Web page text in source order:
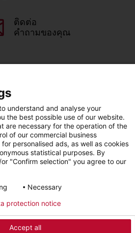
ติดต่อ
คำถามของคุณ
X LinkedIn Line
วิธีใช้ สิทธิส่วนบุคคล
Facebook YouTube
understand and analyse your
the best possible use of our website.
are necessary for the operation of the
of our commercial business
personalised ads, as well as cookies
statistical purposes. By
"Confirm selection" you agree to our
Necessary
Accept all
protection notice